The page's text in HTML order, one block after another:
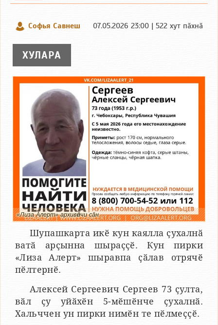
Софья Савнеш 07.05.2026 23:00 | 522 хут пӑхнӑ
ХУЛАРА
«Лиза Алерт» архивӗнчи сӑн
Шупашкарта икӗ кун каялла ҫухалнӑ
ватӑ арҫынна шыраҫҫӗ. Кун пирки
«Лиза Алерт» шыравпа ҫӑлав отрячӗ
пӗлтернӗ.
Алексей Сергеевич Сергеев 73 ҫулта,
вӑл ҫу уйӑхӗн 5-мӗшӗнче ҫухалнӑ.
Хальччен ун пирки нимӗн те пӗлмеҫҫӗ.